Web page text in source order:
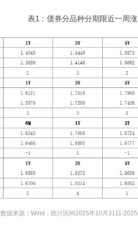
表1：债券分品种分期限近一周
数据来源：Wind，统计区间2025年10月31日-